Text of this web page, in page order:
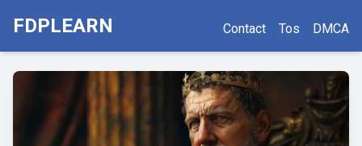
FDPLEARN Contact Tos DMCA